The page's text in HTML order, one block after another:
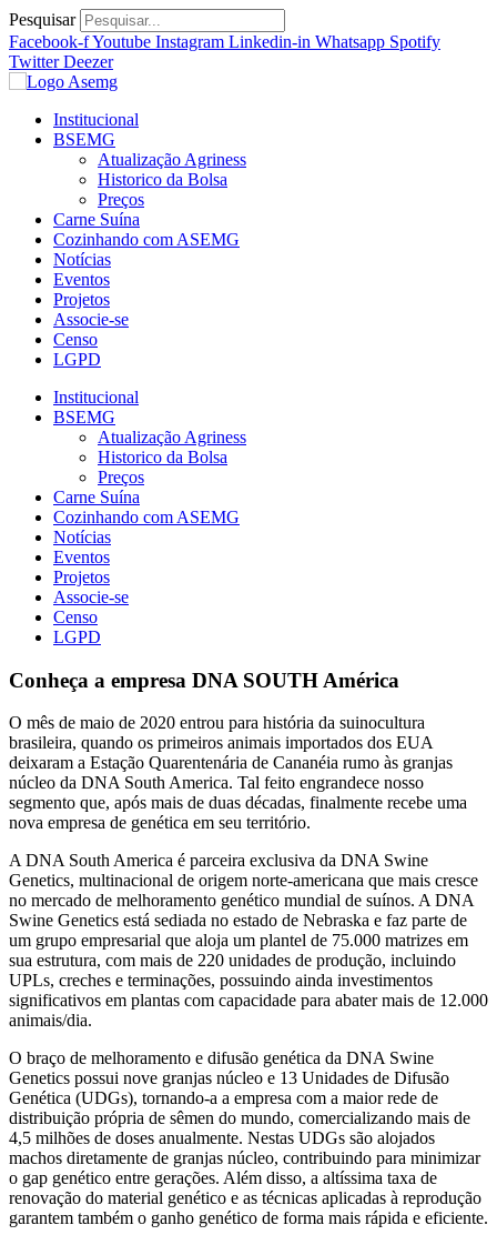
Ir
para
o
conteúdo
Pesquisar
Facebook-fYoutube Instagram Linkedin-in Whatsapp Spotify
Twitter Deezer
Institucional
BSEMG
Atualização Agriness
Historico da Bolsa
Preços
Carne Suína
Cozinhando com ASEMG
Notícias
Eventos
Projetos
Associe-se
Censo
LGPD
Institucional
BSEMG
Atualização Agriness
Historico da Bolsa
Preços
Carne Suína
Cozinhando com ASEMG
Notícias
Eventos
Projetos
Associe-se
Censo
LGPD
Conheça a empresa DNA SOUTH América
O mês de maio de 2020 entrou para história da suinocultura
brasileira, quando os primeiros animais importados dos EUA
deixaram a Estação Quarentenária de Cananéia rumo às granjas
núcleo da DNA South America. Tal feito engrandece nosso
segmento que, após mais de duas décadas, finalmente recebe uma
nova empresa de genética em seu território.
A DNA South America é parceira exclusiva da DNA Swine
Genetics, multinacional de origem norte-americana que mais cresce
no mercado de melhoramento genético mundial de suínos. A DNA
Swine Genetics está sediada no estado de Nebraska e faz parte de
um grupo empresarial que aloja um plantel de 75.000 matrizes em
sua estrutura, com mais de 220 unidades de produção, incluindo
UPLs, creches e terminações, possuindo ainda investimentos
significativos em plantas com capacidade para abater mais de 12.000
animais/dia.
O braço de melhoramento e difusão genética da DNA Swine
Genetics possui nove granjas núcleo e 13 Unidades de Difusão
Genética (UDGs), tornando-a a empresa com a maior rede de
distribuição própria de sêmen do mundo, comercializando mais de
4,5 milhões de doses anualmente. Nestas UDGs são alojados
machos diretamente de granjas núcleo, contribuindo para minimizar
o gap genético entre gerações. Além disso, a altíssima taxa de
renovação do material genético e as técnicas aplicadas à reprodução
garantem também o ganho genético de forma mais rápida e eficiente.